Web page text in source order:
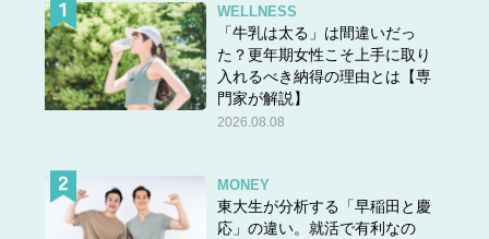
WELLNESS
「牛乳は太る」は間違いだっ
た？更年期女性こそ上手に取り
入れるべき納得の理由とは【専
門家が解説】
2026.08.08
MONEY
東大生が分析する「早稲田と慶
応」の違い。就活で有利なの